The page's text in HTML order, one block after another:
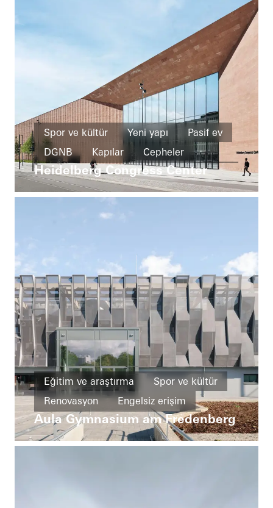
Spor ve kültür Yeni yapı
Pasif ev
DGNB
Kapılar
Cepheler
Yangın ve duman koruması
Germany
Heidelberg Congress Center
Eğitim ve araştırma
Spor ve kültür
Renovasyon
Engelsiz erişim
Pencereler
Kapılar
FACID
Güneş kırıcı
Aula Gymnasium am Fredenberg